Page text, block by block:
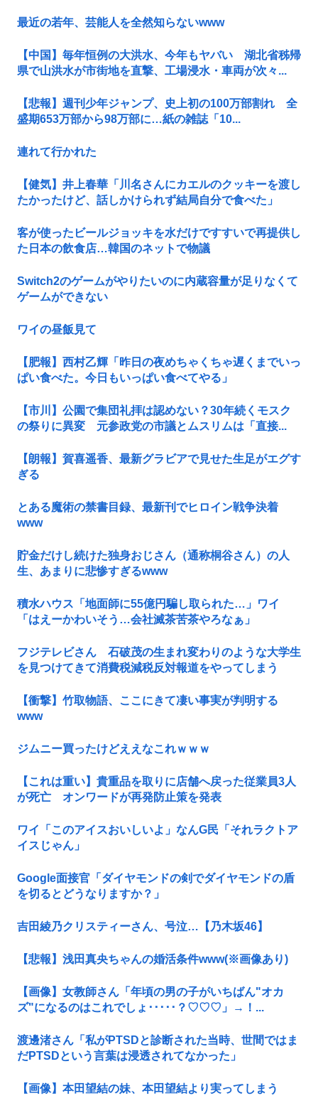
最近の若年、芸能人を全然知らないwww
【中国】毎年恒例の大洪水、今年もヤバい 湖北省秭帰
県で山洪水が市街地を直撃、工場浸水・車両が次々...
【悲報】週刊少年ジャンプ、史上初の100万部割れ 全
盛期653万部から98万部に…紙の雑誌「10...
連れて行かれた
【健気】井上春華「川名さんにカエルのクッキーを渡し
たかったけど、話しかけられず結局自分で食べた」
客が使ったビールジョッキを水だけですすいで再提供し
た日本の飲食店…韓国のネットで物議
Switch2のゲームがやりたいのに内蔵容量が足りなくて
ゲームができない
ワイの昼飯見て
【肥報】西村乙輝「昨日の夜めちゃくちゃ遅くまでいっ
ぱい食べた。今日もいっぱい食べてやる」
【市川】公園で集団礼拝は認めない？30年続くモスク
の祭りに異変 元参政党の市議とムスリムは「直接...
【朗報】賀喜遥香、最新グラビアで見せた生足がエグす
ぎる
とある魔術の禁書目録、最新刊でヒロイン戦争決着
www
貯金だけし続けた独身おじさん（通称桐谷さん）の人
生、あまりに悲惨すぎるwww
積水ハウス「地面師に55億円騙し取られた…」ワイ
「はえーかわいそう…会社滅茶苦茶やろなぁ」
フジテレビさん 石破茂の生まれ変わりのような大学生
を見つけてきて消費税減税反対報道をやってしまう
【衝撃】竹取物語、ここにきて凄い事実が判明する
www
ジムニー買ったけどええなこれｗｗｗ
【これは重い】貴重品を取りに店舗へ戻った従業員3人
が死亡 オンワードが再発防止策を発表
ワイ「このアイスおいしいよ」なんG民「それラクトア
イスじゃん」
Google面接官「ダイヤモンドの剣でダイヤモンドの盾
を切るとどうなりますか？」
吉田綾乃クリスティーさん、号泣…【乃木坂46】
【悲報】浅田真央ちゃんの婚活条件www(※画像あり)
【画像】女教師さん「年頃の男の子がいちばん"オカ
ズ"になるのはこれでしょ･････？♡♡♡」→！...
渡邊渚さん「私がPTSDと診断された当時、世間ではま
だPTSDという言葉は浸透されてなかった」
【画像】本田望結の妹、本田望結より実ってしまう